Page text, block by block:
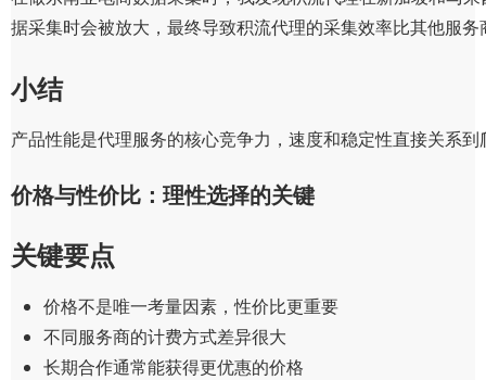
据采集时会被放大，最终导致积流代理的采集效率比其他服务
小结
产品性能是代理服务的核心竞争力，速度和稳定性直接关系
价格与性价比：理性选择的关键
关键要点
价格不是唯一考量因素，性价比更重要
不同服务商的计费方式差异很大
长期合作通常能获得更优惠的价格